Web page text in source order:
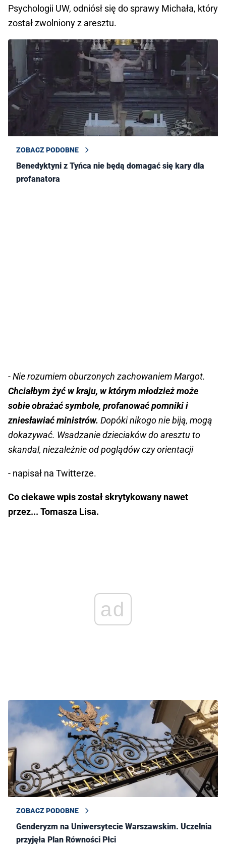
Psychologii UW, odniósł się do sprawy Michała, który
został zwolniony z aresztu.
ZOBACZ PODOBNE
Benedyktyni z Tyńca nie będą domagać się kary dla
profanatora
- Nie rozumiem oburzonych zachowaniem Margot.
Chciałbym żyć w kraju, w którym młodzież może
sobie obrażać symbole, profanować pomniki i
zniesławiać ministrów. Dopóki nikogo nie biją, mogą
dokazywać. Wsadzanie dzieciaków do aresztu to
skandal, niezależnie od poglądów czy orientacji
- napisał na Twitterze.
Co ciekawe wpis został skrytykowany nawet
przez... Tomasza Lisa.
ad
ZOBACZ PODOBNE
Genderyzm na Uniwersytecie Warszawskim. Uczelnia
przyjęła Plan Równości Płci